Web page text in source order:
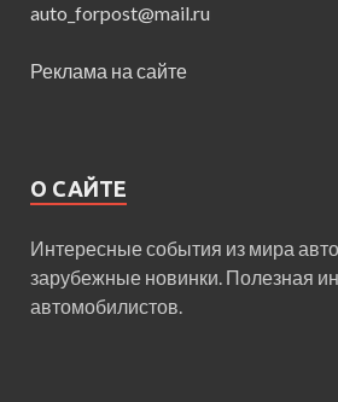
auto_forpost@mail.ru
Реклама на сайте
О САЙТЕ
Интересные события из мира
зарубежные новинки. Полезная
автомобилистов.